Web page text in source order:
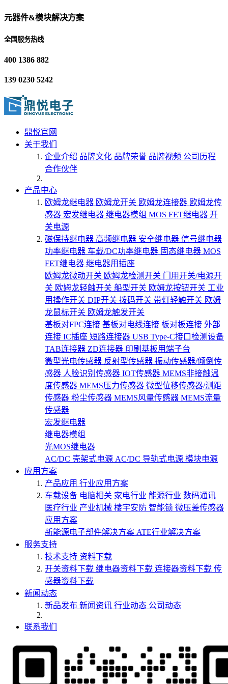
元器件&模块解决方案
全国服务热线
400 1386 882
139 0230 5242
鼎悦官网
关于我们
企业介绍 品牌文化 品牌荣誉 品牌视频 公司历程
合作伙伴
产品中心
欧姆龙继电器 欧姆龙开关 欧姆龙连接器 欧姆龙传
感器 宏发继电器 继电器模组 MOS FET继电器 开
关电源
磁保持继电器 高频继电器 安全继电器 信号继电器
功率继电器 车载/DC功率继电器 固态继电器 MOS
FET继电器 继电器用插座
欧姆龙微动开关 欧姆龙检测开关 门用开关/电源开
关 欧姆龙轻触开关 船型开关 欧姆龙按钮开关 工业
用操作开关 DIP开关 拨码开关 带灯轻触开关 欧姆
龙鼠标开关 欧姆龙触发开关
基板对FPC连接 基板对电线连接 板对板连接 外部
连接 IC插座 短路连接器 USB Type-C接口检测设备
TAB连接器 ZD连接器 印刷基板用端子台
微型光电传感器 反射型传感器 振动传感器/倾倒传
感器 人脸识别传感器 IOT传感器 MEMS非接触温
度传感器 MEMS压力传感器 微型位移传感器/测距
传感器 粉尘传感器 MEMS风量传感器 MEMS流量
传感器
宏发继电器
继电器模组
光MOS继电器
AC/DC 壳架式电源 AC/DC 导轨式电源 模块电源
应用方案
产品应用 行业应用方案
车载设备 电脑相关 家电行业 能源行业 数码通讯
医疗行业 产业机械 楼宇安防 智能锁 微压差传感器
应用方案
新能源电子部件解决方案 ATE行业解决方案
服务支持
技术支持 资料下载
开关资料下载 继电器资料下载 连接器资料下载 传
感器资料下载
新闻动态
新品发布 新闻资讯 行业动态 公司动态
联系我们